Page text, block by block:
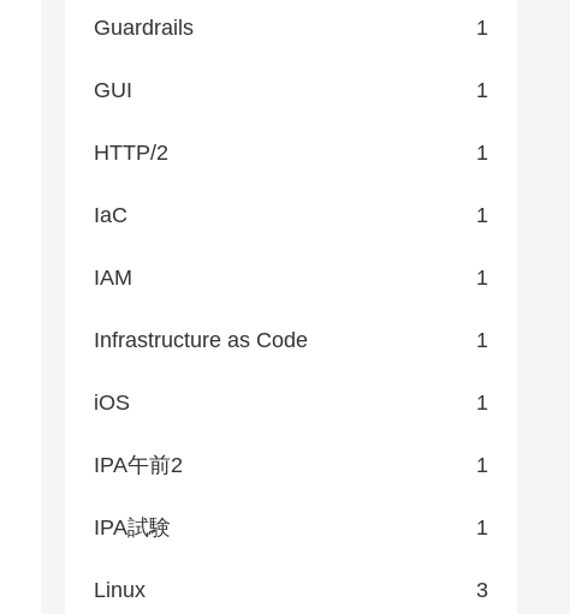
Guardrails 1
GUI 1
HTTP/2 1
IaC 1
IAM 1
Infrastructure as Code 1
iOS 1
IPA午前2 1
IPA試験 1
Linux 3